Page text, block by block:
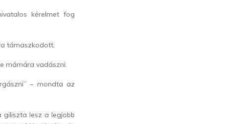
kérelmet fog
támaszkodott.
márnára vadászni.
– mondta az
giliszta lesz a legjobb